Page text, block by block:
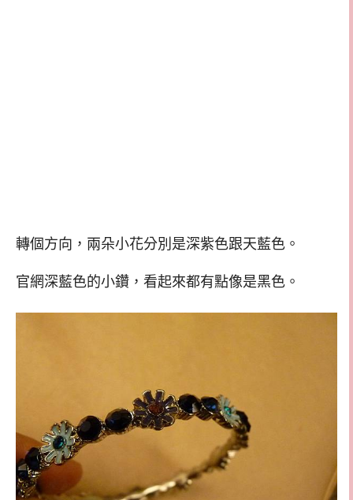
轉個方向，兩朵小花分別是深紫色跟天藍色。
官網深藍色的小鑽，看起來都有點像是黑色。